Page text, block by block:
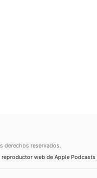
derechos reservados.
reproductor web de Apple